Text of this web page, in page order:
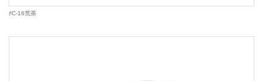
♯C-16荒茶